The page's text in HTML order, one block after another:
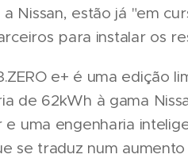
Nissan, estão já "em
para instalar os
e+ é uma edição
de 62kWh à gama
e uma engenharia
se traduz num